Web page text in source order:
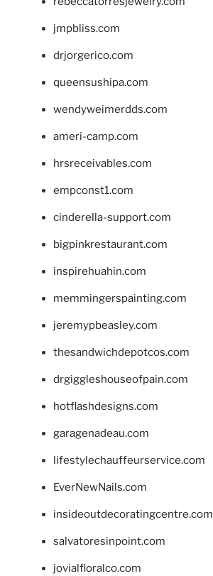
jmpbliss.com
drjorgerico.com
queensushipa.com
wendyweimerdds.com
ameri-camp.com
hrsreceivables.com
empconst1.com
cinderella-support.com
bigpinkrestaurant.com
inspirehuahin.com
memmingerspainting.com
jeremypbeasley.com
thesandwichdepotcos.com
drgiggleshouseofpain.com
hotflashdesigns.com
garagenadeau.com
lifestylechauffeurservice.com
EverNewNails.com
insideoutdecoratingcentre.com
salvatoresinpoint.com
jovialfloralco.com